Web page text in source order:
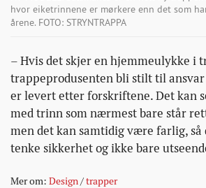
hvor eiketrinnene er mørkere enn det som
årene. FOTO: STRYNTRAPPA
– Hvis det skjer en hjemmeulykke i
trappeprodusenten bli stilt til
er levert etter forskriftene. Det kan
med trinn som nærmest bare står
men det kan samtidig være farlig, så
tenke sikkerhet og ikke bare
Mer om: Design/trapper